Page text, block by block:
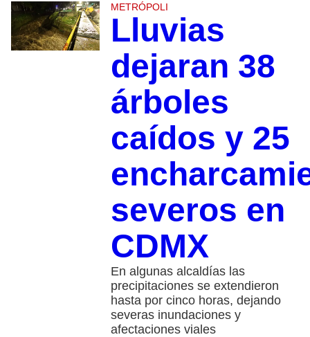
METRÓPOLI
Lluvias
dejaran 38
árboles
caídos y 25
severos en
CDMX
En algunas alcaldías las
precipitaciones se extendieron
hasta por cinco horas, dejando
severas inundaciones y
afectaciones viales